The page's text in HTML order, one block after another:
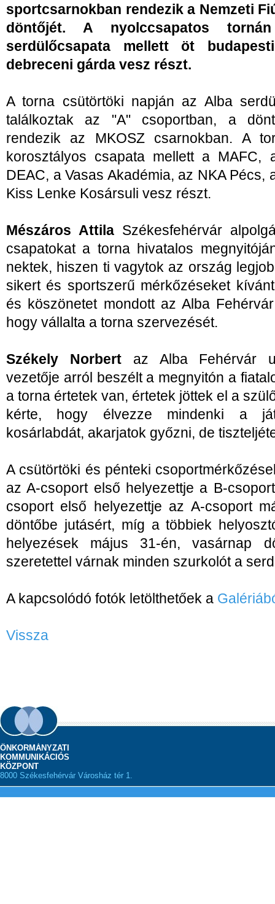
sportcsarnokban rendezik a Nemzeti
döntőjét. A nyolccsapatos
serdülőcsapata mellett öt
debreceni gárda vesz részt.
A torna csütörtöki napján az Alba
találkoztak az "A" csoportban, a
rendezik az MKOSZ csarnokban. A
korosztályos csapata mellett a MAFC,
DEAC, a Vasas Akadémia, az NKA Pécs,
Kiss Lenke Kosársuli vesz részt.
Mészáros Attila Székesfehérvár
csapatokat a torna hivatalos
nektek, hiszen ti vagytok az ország
sikert és sportszerű mérkőzéseket
és köszönetet mondott az Alba
hogy vállalta a torna szervezését.
Székely Norbert az Alba Fehérvár
vezetője arról beszélt a megnyitón a
a torna értetek van, értetek jöttek el a
kérte, hogy élvezze mindenki a
kosárlabdát, akarjatok győzni, de
A csütörtöki és pénteki
az A-csoport első helyezettje a B-
csoport első helyezettje az A-csoport
döntőbe jutásért, míg a többiek
helyezések május 31-én, vasárnap
szeretettel várnak minden szurkolót a
A kapcsolódó fotók letölthetőek a
Vissza
ÖNKORMÁNYZATI
KOMMUNIKÁCIÓS
KÖZPONT
8000 Székesfehérvár Városház tér 1.